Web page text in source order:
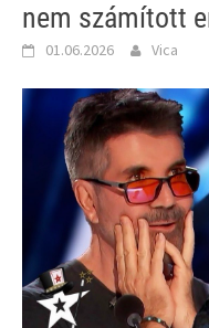
nem számított
01.06.2026 Vica